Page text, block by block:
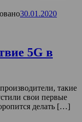
30.01.2020
5G в
такие
свои первые
делать […]